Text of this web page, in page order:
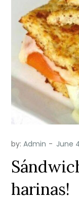
by:Admin
harinas!